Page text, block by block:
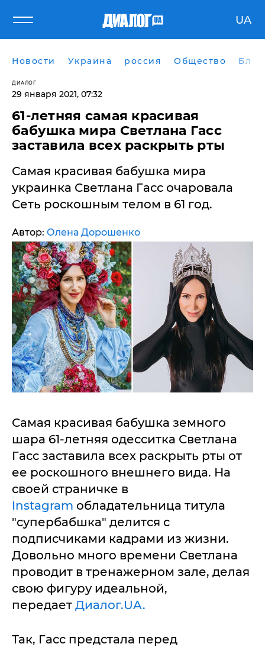
UA
Новости Украина россия Общество
ДИАЛОГ
29 января 2021, 07:32
61-летняя самая красивая
бабушка мира Светлана Гасс
заставила всех раскрыть рты
Самая красивая бабушка мира
украинка Светлана Гасс очаровала
Сеть роскошным телом в 61 год.
Автор: Олена Дорошенко
Самая красивая бабушка земного
шара 61-летняя одесситка Светлана
Гасс заставила всех раскрыть рты от
ее роскошного внешнего вида. На
своей страничке в
Instagram обладательница титула
"супербабшка" делится с
подписчиками кадрами из жизни.
Довольно много времени Светлана
проводит в тренажерном зале, делая
свою фигуру идеальной,
передает Диалог.UA.
Так, Гасс предстала перед